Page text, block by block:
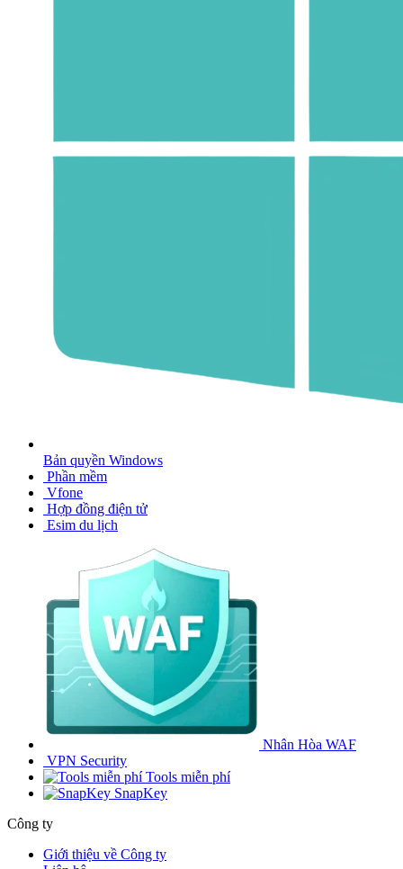
Bản quyền Windows
Phần mềm
Vfone
Hợp đồng điện tử
Esim du lịch
Nhân Hòa WAF
VPN Security
Tools miễn phí
SnapKey
Công ty
Giới thiệu về Công ty